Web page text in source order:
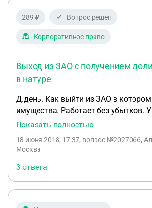
289 ₽ Вопрос решен
Корпоративное право
Выход из ЗАО с получением
в натуре
Д.день. Как выйти из ЗАО в
имущества. Работает без убытков.
акционеров 3/4 голосов. И на. На.
будет. Нас бы устроила доля
Показать полностью
18 июня 2018, 17:37, вопрос №2027066,
Москва
3 ответа